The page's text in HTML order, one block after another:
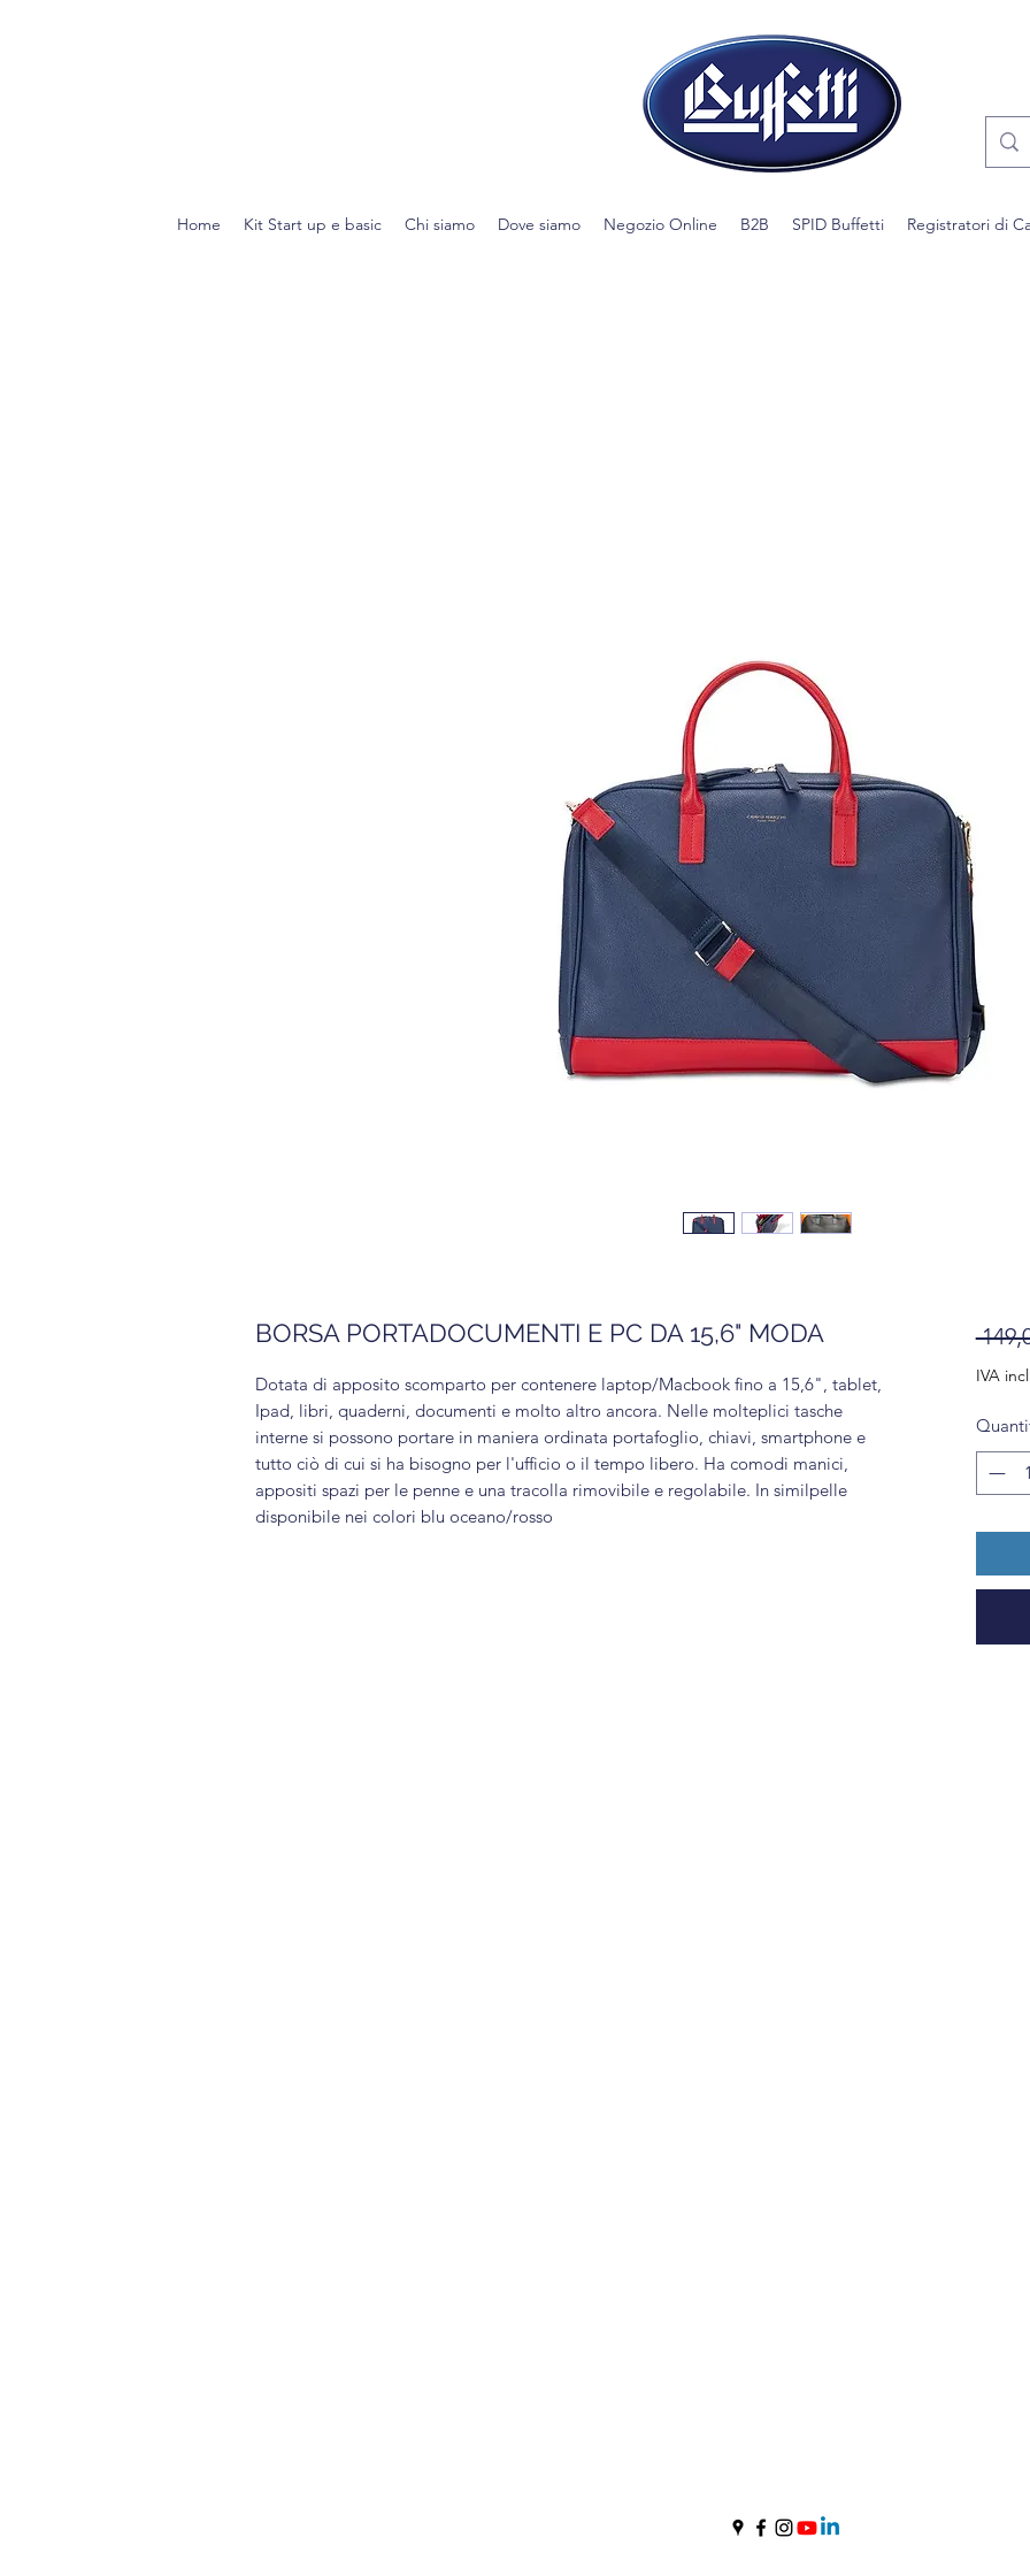
Home Kit Start up e basic Chi siamo Dove siamo Negozio Online B2B SPID Buffetti Registratori di
BORSA PORTADOCUMENTI E PC DA 15,6" MODA
Dotata di apposito scomparto per contenere laptop/Macbook fino a 15,6", tablet,
Ipad, libri, quaderni, documenti e molto altro ancora. Nelle molteplici tasche
interne si possono portare in maniera ordinata portafoglio, chiavi, smartphone e
tutto ciò di cui si ha bisogno per l'ufficio o il tempo libero. Ha comodi manici,
appositi spazi per le penne e una tracolla rimovibile e regolabile. In similpelle
disponibile nei colori blu oceano/rosso
IVA